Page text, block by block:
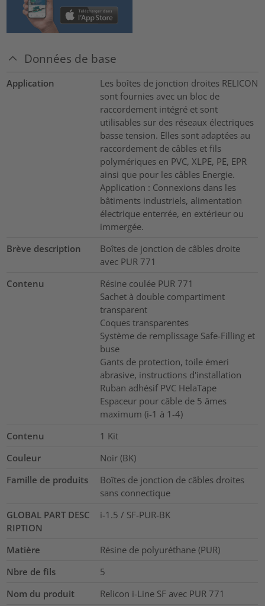
Données de base
Application
Les boîtes de jonction droites RELICON
sont fournies avec un bloc de
raccordement intégré et sont
utilisables sur des réseaux électriques
basse tension. Elles sont adaptées au
raccordement de câbles et fils
polymériques en PVC, XLPE, PE, EPR
ainsi que pour les câbles Energie.
Application : Connexions dans les
bâtiments industriels, alimentation
électrique enterrée, en extérieur ou
immergée.
Brève description
Boîtes de jonction de câbles droite
avec PUR 771
Contenu
Résine coulée PUR 771
Sachet à double compartiment
transparent
Coques transparentes
Système de remplissage Safe-Filling et
buse
Gants de protection, toile émeri
abrasive, instructions d'installation
Ruban adhésif PVC HelaTape
Espaceur pour câble de 5 âmes
maximum (i-1 à 1-4)
Contenu
1 Kit
Couleur
Noir (BK)
Famille de produits
Boîtes de jonction de câbles droites
sans connectique
GLOBAL PART DESC
RIPTION
i-1.5 / SF-PUR-BK
Matière
Résine de polyuréthane (PUR)
Nbre de fils
5
Nom du produit
Relicon i-Line SF avec PUR 771